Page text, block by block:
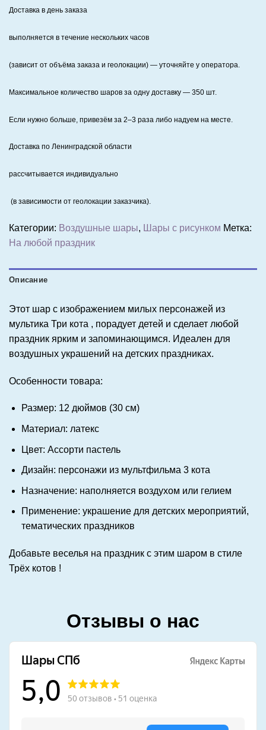
Доставка в день заказа
выполняется в течение нескольких часов
(зависит от объёма заказа и геолокации) — уточняйте у оператора.
Максимальное количество шаров за одну доставку — 350 шт.
Если нужно больше, привезём за 2–3 раза либо надуем на месте.
Доставка по Ленинградской области
рассчитывается индивидуально
(в зависимости от геолокации заказчика).
Категории: Воздушные шары, Шары с рисунком Метка:
На любой праздник
Описание
Этот шар с изображением милых персонажей из
мультика Три кота , порадует детей и сделает любой
праздник ярким и запоминающимся. Идеален для
воздушных украшений на детских праздниках.
Особенности товара:
Размер: 12 дюймов (30 см)
Материал: латекс
Цвет: Ассорти пастель
Дизайн: персонажи из мультфильма 3 кота
Назначение: наполняется воздухом или гелием
Применение: украшение для детских мероприятий,
тематических праздников
Добавьте веселья на праздник с этим шаром в стиле
Трёх котов !
Отзывы о нас